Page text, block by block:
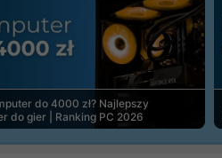
do 4000 zł? Najlepszy
do gier | Ranking PC 2026